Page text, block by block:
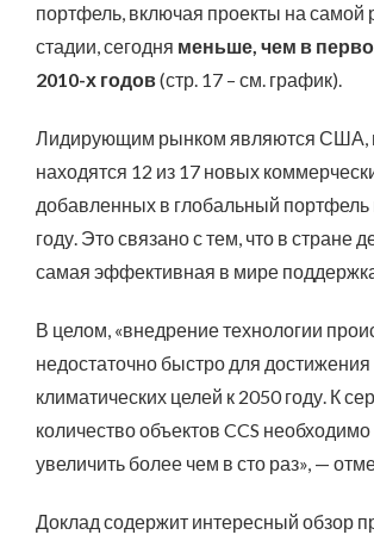
портфель, включая проекты на самой
стадии, сегодня меньше, чем в
2010-х годов(стр. 17 – см. график).
Лидирующим рынком являются США,
находятся 12 из 17 новых
добавленных в глобальный портфель
году. Это связано с тем, что в стране
самая эффективная в мире
В целом, «внедрение технологии
недостаточно быстро для достижения
климатических целей к 2050 году. К
количество объектов CCS необходимо
увеличить более чем в сто раз», —
Доклад содержит интересный обзор